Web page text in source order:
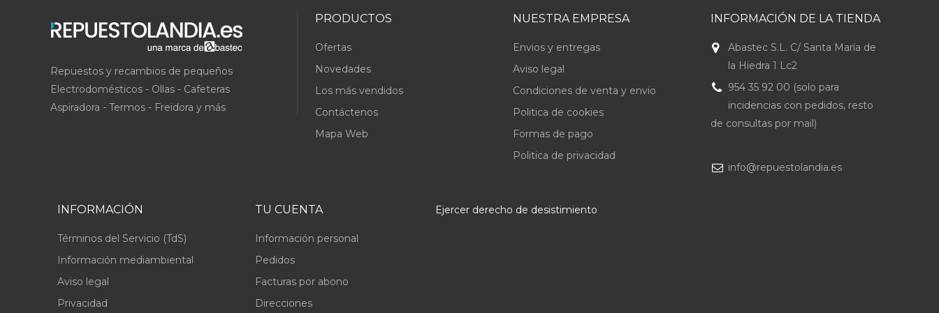
Repuestos y recambios de pequeños
Electrodomésticos - Ollas - Cafeteras
Aspiradora - Termos - Freidora y más
PRODUCTOS
Ofertas
Novedades
Los más vendidos
Contáctenos
Mapa Web
NUESTRA EMPRESA
Envios y entregas
Aviso legal
Condiciones de venta y envio
Politica de cookies
Formas de pago
Politica de privacidad
INFORMACIÓN DE LA TIENDA
Abastec S.L. C/ Santa María de
la Hiedra 1 Lc2
954 35 92 00 (solo para
incidencias con pedidos, resto
de consultas por mail)
info@repuestolandia.es
INFORMACIÓN
Términos del Servicio (TdS)
Información mediambiental
Aviso legal
Privacidad
TU CUENTA
Información personal
Pedidos
Facturas por abono
Direcciones
Ejercer derecho de desistimiento